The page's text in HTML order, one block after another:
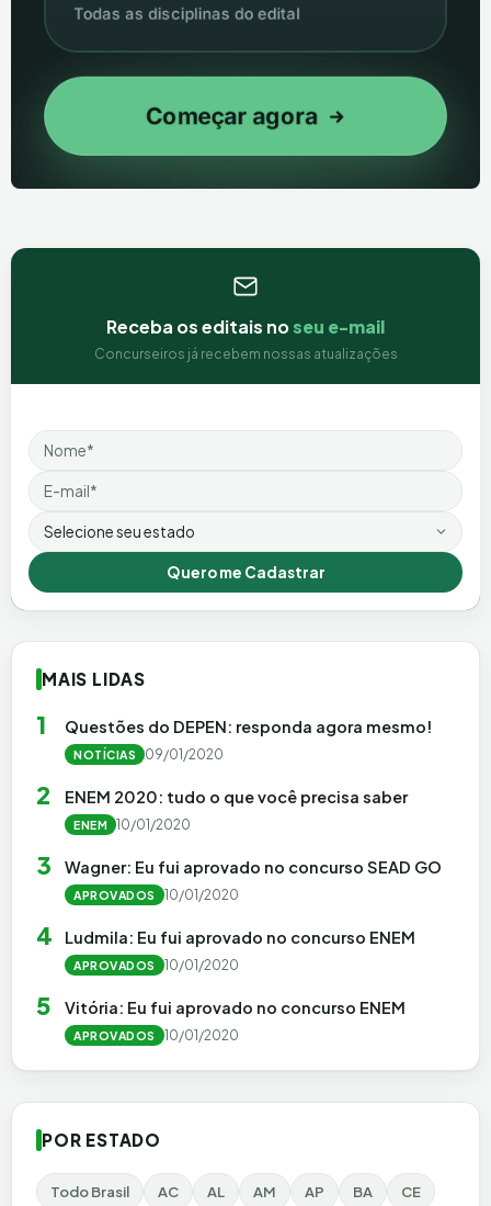
Receba os editais noseu e-mail
Concurseiros já recebem nossas atualizações
Nome
Email
Estado
Quero me Cadastrar
MAIS LIDAS
1 Questões do DEPEN: responda agora mesmo!
NOTÍCIAS 09/01/2020
2 ENEM 2020: tudo o que você precisa saber
ENEM 10/01/2020
3 Wagner: Eu fui aprovado no concurso SEAD GO
APROVADOS 10/01/2020
4 Ludmila: Eu fui aprovado no concurso ENEM
APROVADOS 10/01/2020
5 Vitória: Eu fui aprovado no concurso ENEM
APROVADOS 10/01/2020
POR ESTADO
Todo Brasil AC AL AM AP BA CE